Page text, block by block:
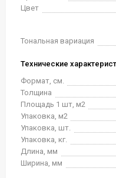
Цвет
Тональная вариация
Технические
Формат, см.
Толщина
Площадь 1 шт, м2
Упаковка, м2
Упаковка, шт.
Упаковка, кг.
Длина, мм
Ширина, мм